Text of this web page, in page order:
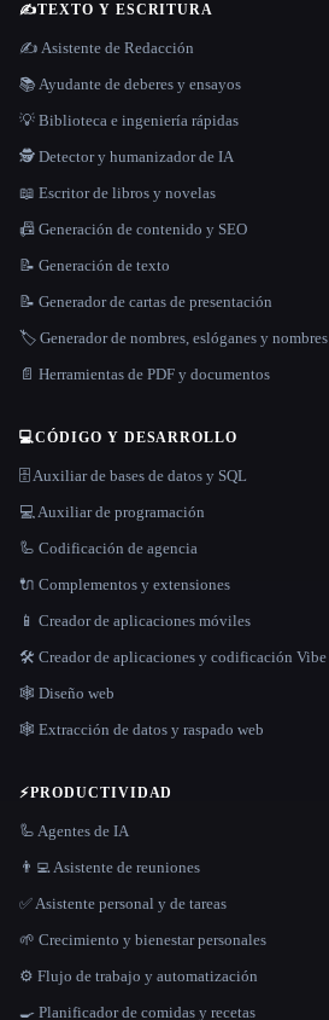
✍️TEXTO Y ESCRITURA
✍️ Asistente de Redacción
📚 Ayudante de deberes y ensayos
💡 Biblioteca e ingeniería rápidas
🕵️ Detector y humanizador de IA
📖 Escritor de libros y novelas
📠 Generación de contenido y SEO
📝 Generación de texto
📝 Generador de cartas de presentación
🏷️ Generador de nombres, eslóganes y nombres
📄 Herramientas de PDF y documentos
💻CÓDIGO Y DESARROLLO
🗄️ Auxiliar de bases de datos y SQL
💻 Auxiliar de programación
🦾 Codificación de agencia
🔌 Complementos y extensiones
📱 Creador de aplicaciones móviles
🛠️ Creador de aplicaciones y codificación Vibe
🕸 Diseño web
🕸️ Extracción de datos y raspado web
⚡PRODUCTIVIDAD
🦾 Agentes de IA
👨‍💻 Asistente de reuniones
✅ Asistente personal y de tareas
🌱 Crecimiento y bienestar personales
⚙️ Flujo de trabajo y automatización
🍳 Planificador de comidas y recetas